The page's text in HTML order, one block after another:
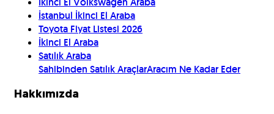
İstanbul İkinci El Araba
Toyota Fiyat Listesi 2026
İkinci El Araba
Satılık Araba
Sahibinden Satılık AraçlarAracım Ne Kadar Eder
Hakkımızda